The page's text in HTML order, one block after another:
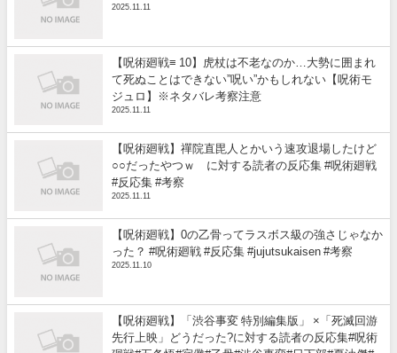
2025.11.11
【呪術廻戦≡ 10】虎杖は不老なのか…大勢に囲まれ
て死ぬことはできない”呪い”かもしれない【呪術モ
ジュロ】※ネタバレ考察注意
2025.11.11
【呪術廻戦】禪院直毘人とかいう速攻退場したけど
○○だったやつｗ に対する読者の反応集 #呪術廻戦
#反応集 #考察
2025.11.11
【呪術廻戦】0の乙骨ってラスボス級の強さじゃなか
った？ #呪術廻戦 #反応集 #jujutsukaisen #考察
2025.11.10
【呪術廻戦】「渋谷事変 特別編集版」 ×「死滅回游
先行上映」どうだった?に対する読者の反応集#呪術